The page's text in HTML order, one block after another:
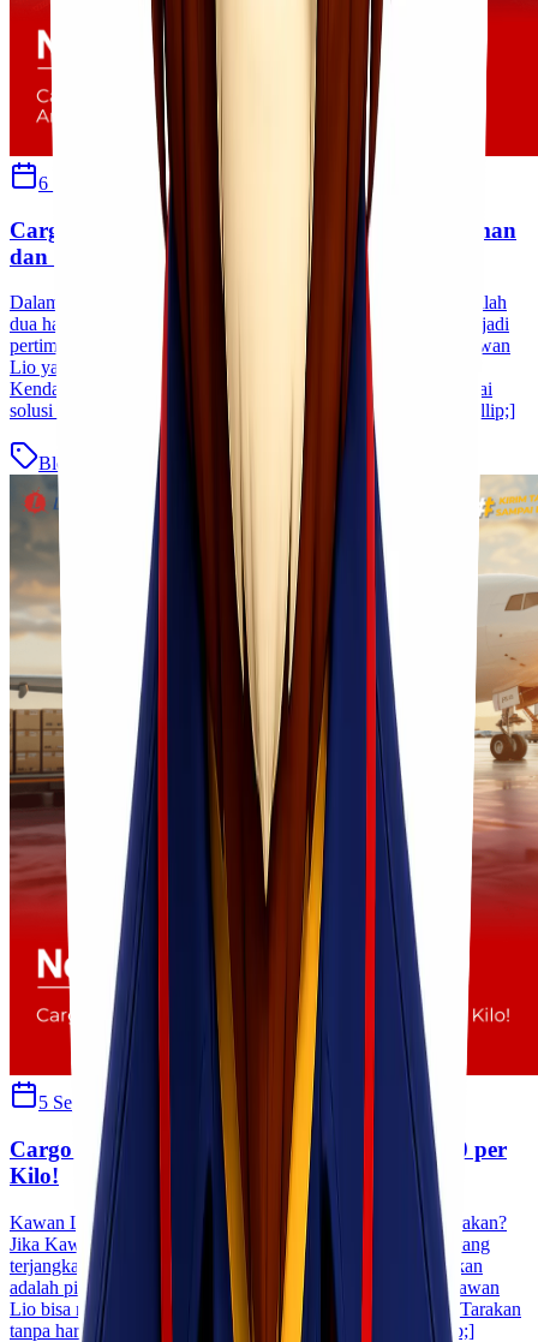
6 September 2024 Ulfi Khasanah
Cargo Murah dari Jakarta Tujuan Kendari, Aman
dan Cepat!
Dalam dunia pengiriman barang, kecepatan dan keamanan adalah
dua hal yang paling dicari. Namun, ada satu hal lagi yang menjadi
pertimbangan dalam pengiriman barang, yaitu harga! Bagi Kawan
Lio yang berada di Jakarta dan ingin mengirimkan barang ke
Kendari, tidak perlu khawatir lagi. Lionel Express hadir sebagai
solusi cargo murah Jakarta Kendari yang siap memenuhi [&hellip;]
Blog Baca Selengkapnya
5 September 2024 Ulfi Khasanah
Cargo Murah Jakarta Tarakan, Cuma 13.900 per
Kilo!
Kawan Lio sedang mencari cargo murah dari Jakarta ke Tarakan?
Jika Kawan Lio sedang mencari solusi pengiriman barang yang
terjangkau dan efisien, maka jasa cargo murah Jakarta Tarakan
adalah pilihan yang tepat. Dengan tarif hanya 13.900/kg, Kawan
Lio bisa mengirimkan berbagai jenis barang dari Jakarta ke Tarakan
tanpa harus merogoh kocek dalam-dalam. Di era di [&hellip;]